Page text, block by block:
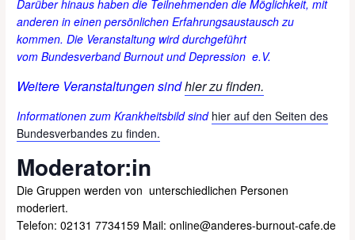
Darüber hinaus haben die Teilnehmenden die Möglichkeit, mit
anderen in einen persönlichen Erfahrungsaustausch zu
kommen. Die Veranstaltung wird durchgeführt
vomBundesverbandBurnout undDepression e.V.
Weitere Veranstaltungen sindhier zu finden.
Informationen zum Krankheitsbild sind hier auf den Seiten des
Bundesverbandes zu finden.
Moderator:in
Die Gruppenwerden von unterschiedlichen Personen
moderiert.
Telefon: 02131 7734159‬ Mail: online@anderes-burnout-cafe.de